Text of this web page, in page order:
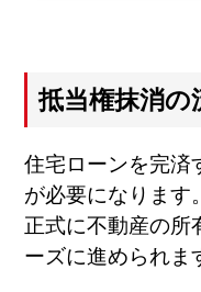
抵当権抹消の
住宅ローンを完済
が必要になります
正式に不動産の所
ーズに進められま